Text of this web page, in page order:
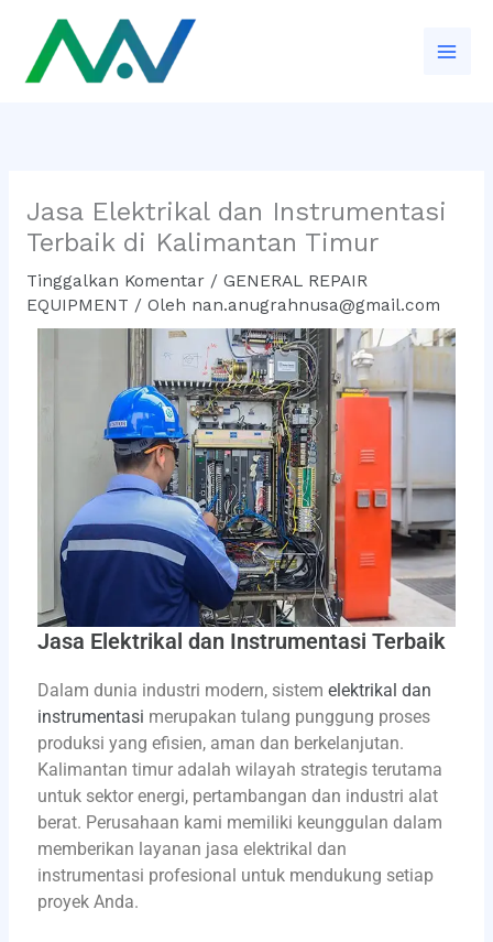
konten
Jasa Elektrikal dan Instrumentasi
Terbaik di Kalimantan Timur
Tinggalkan Komentar / GENERAL REPAIR
EQUIPMENT / Oleh nan.anugrahnusa@gmail.com
Jasa Elektrikal dan Instrumentasi Terbaik
Dalam dunia industri modern, sistem elektrikal dan
instrumentasi merupakan tulang punggung proses
produksi yang efisien, aman dan berkelanjutan.
Kalimantan timur adalah wilayah strategis terutama
untuk sektor energi, pertambangan dan industri alat
berat. Perusahaan kami memiliki keunggulan dalam
memberikan layanan jasa elektrikal dan
instrumentasi profesional untuk mendukung setiap
proyek Anda.